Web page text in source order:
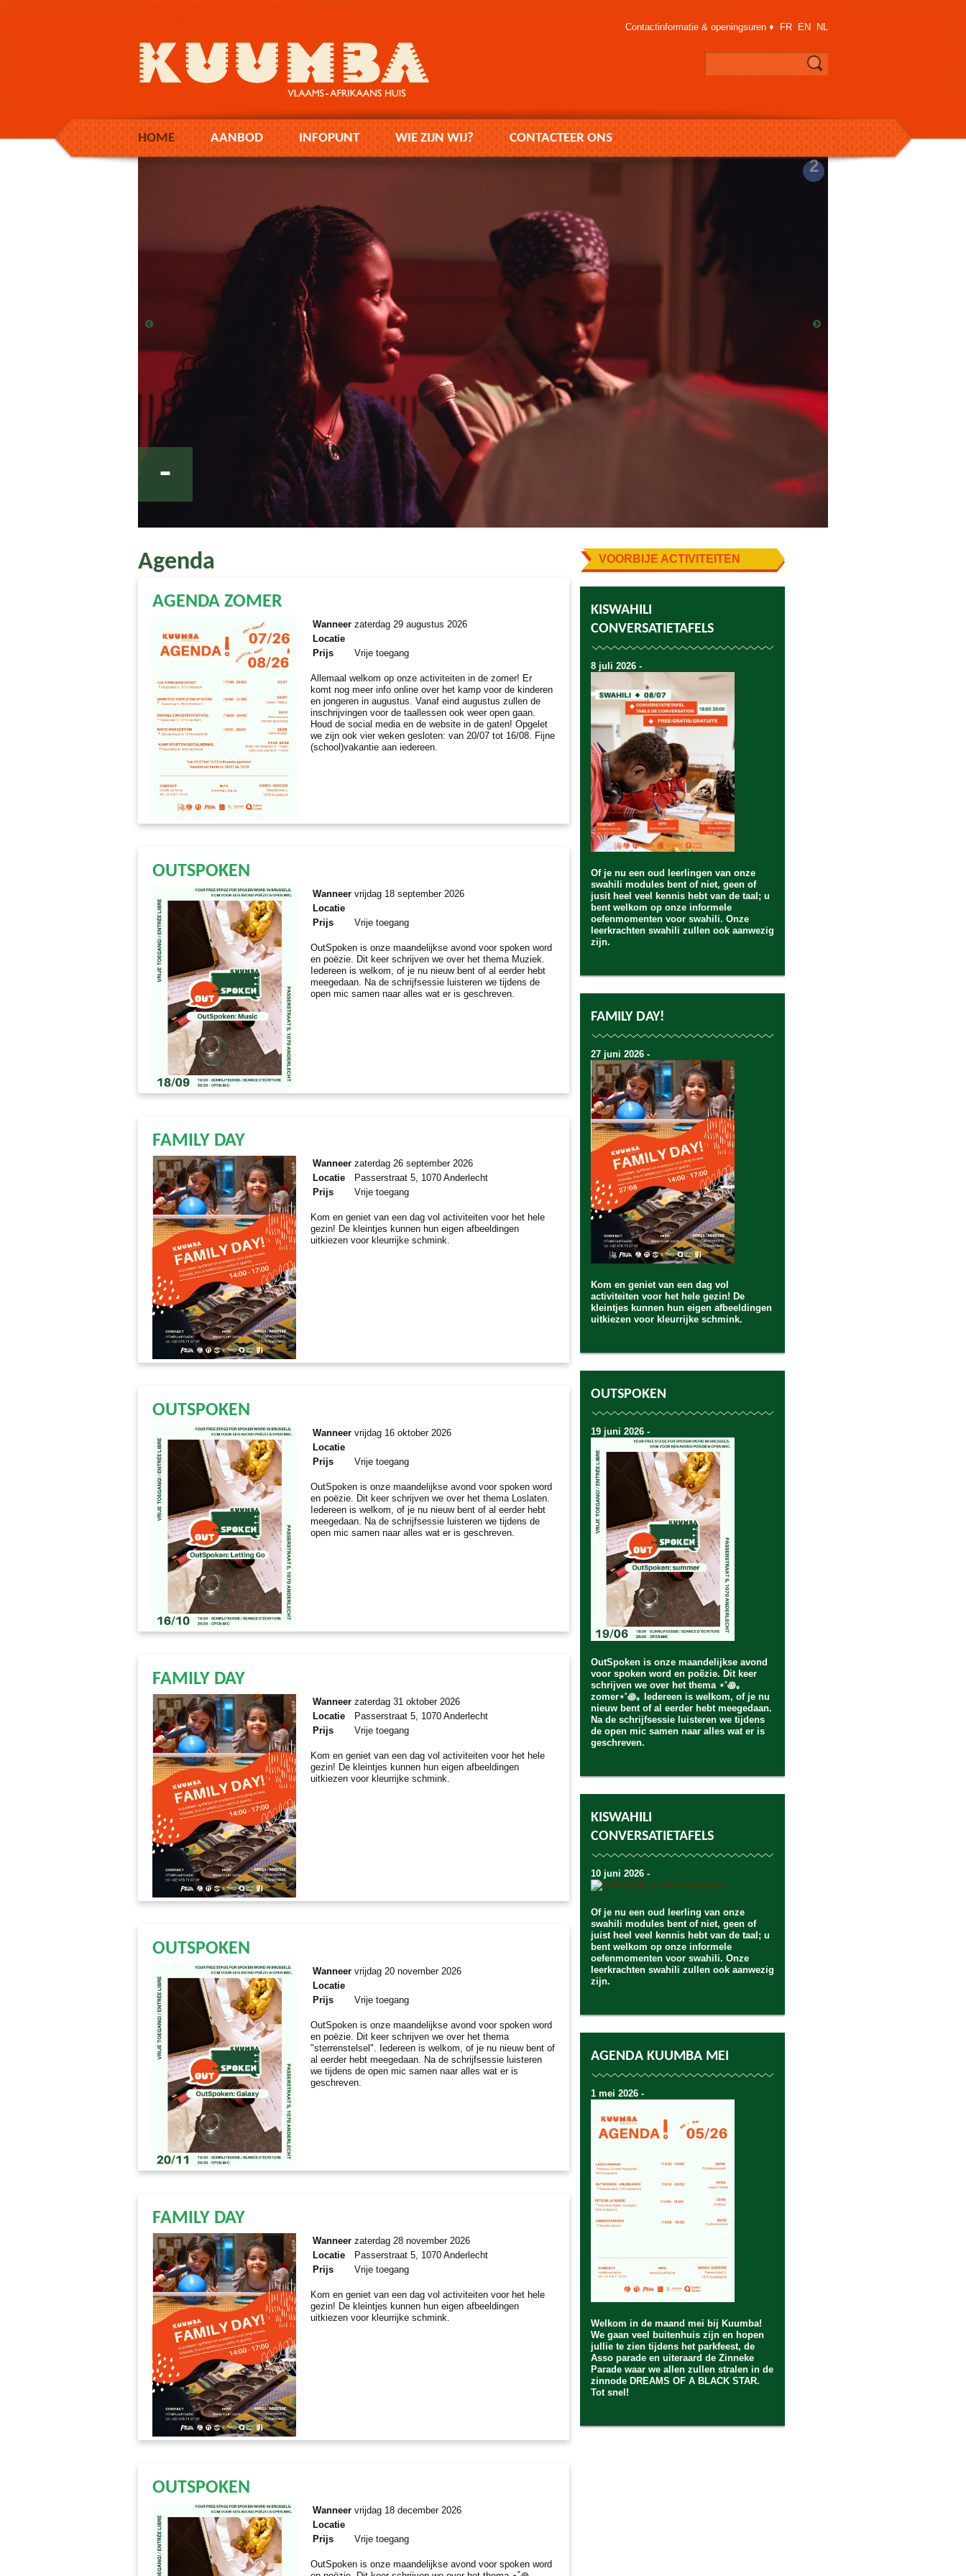
HOME AANBOD INFOPUNT WIE ZIJN WIJ? CONTACTEER ONS
Contactinformatie & openingsuren ♦ FR EN NL
2
-
Agenda
AGENDA ZOMER
Wanneer zaterdag 29 augustus 2026
Locatie
Prijs
Vrije toegang
Allemaal welkom op onze activiteiten in de zomer! Er
komt nog meer info online over het kamp voor de kinderen
en jongeren in augustus. Vanaf eind augustus zullen de
inschrijvingen voor de taallessen ook weer open gaan.
Houd de social media en de website in de gaten! Opgelet
we zijn ook vier weken gesloten: van 20/07 tot 16/08. Fijne
(school)vakantie aan iedereen.
OUTSPOKEN
Wanneer vrijdag 18 september 2026
Locatie
Prijs
Vrije toegang
OutSpoken is onze maandelijkse avond voor spoken word
en poëzie. Dit keer schrijven we over het thema Muziek.
Iedereen is welkom, of je nu nieuw bent of al eerder hebt
meegedaan. Na de schrijfsessie luisteren we tijdens de
open mic samen naar alles wat er is geschreven.
FAMILY DAY
Wanneer zaterdag 26 september 2026
Locatie
Passerstraat 5, 1070 Anderlecht
Prijs
Vrije toegang
Kom en geniet van een dag vol activiteiten voor het hele
gezin! De kleintjes kunnen hun eigen afbeeldingen
uitkiezen voor kleurrijke schmink.
OUTSPOKEN
Wanneer vrijdag 16 oktober 2026
Locatie
Prijs
Vrije toegang
OutSpoken is onze maandelijkse avond voor spoken word
en poëzie. Dit keer schrijven we over het thema Loslaten.
Iedereen is welkom, of je nu nieuw bent of al eerder hebt
meegedaan. Na de schrijfsessie luisteren we tijdens de
open mic samen naar alles wat er is geschreven.
FAMILY DAY
Wanneer zaterdag 31 oktober 2026
Locatie
Passerstraat 5, 1070 Anderlecht
Prijs
Vrije toegang
Kom en geniet van een dag vol activiteiten voor het hele
gezin! De kleintjes kunnen hun eigen afbeeldingen
uitkiezen voor kleurrijke schmink.
OUTSPOKEN
Wanneer vrijdag 20 november 2026
Locatie
Prijs
Vrije toegang
OutSpoken is onze maandelijkse avond voor spoken word
en poëzie. Dit keer schrijven we over het thema
"sterrenstelsel". Iedereen is welkom, of je nu nieuw bent of
al eerder hebt meegedaan. Na de schrijfsessie luisteren
we tijdens de open mic samen naar alles wat er is
geschreven.
FAMILY DAY
Wanneer zaterdag 28 november 2026
Locatie
Passerstraat 5, 1070 Anderlecht
Prijs
Vrije toegang
Kom en geniet van een dag vol activiteiten voor het hele
gezin! De kleintjes kunnen hun eigen afbeeldingen
uitkiezen voor kleurrijke schmink.
OUTSPOKEN
Wanneer vrijdag 18 december 2026
Locatie
Prijs
Vrije toegang
OutSpoken is onze maandelijkse avond voor spoken word
VOORBIJE ACTIVITEITEN
KISWAHILI
CONVERSATIETAFELS
8 juli 2026 -
Of je nu een oud leerlingen van onze
swahili modules bent of niet, geen of
jusit heel veel kennis hebt van de taal; u
bent welkom op onze informele
oefenmomenten voor swahili. Onze
leerkrachten swahili zullen ook aanwezig
zijn.
FAMILY DAY!
27 juni 2026 -
Kom en geniet van een dag vol
activiteiten voor het hele gezin! De
kleintjes kunnen hun eigen afbeeldingen
uitkiezen voor kleurrijke schmink.
OUTSPOKEN
19 juni 2026 -
OutSpoken is onze maandelijkse avond
voor spoken word en poëzie. Dit keer
schrijven we over het thema ⋆˚꩜｡
zomer⋆˚꩜｡ Iedereen is welkom, of je nu
nieuw bent of al eerder hebt meegedaan.
Na de schrijfsessie luisteren we tijdens
de open mic samen naar alles wat er is
geschreven.
KISWAHILI
CONVERSATIETAFELS
10 juni 2026 -
Of je nu een oud leerling van onze
swahili modules bent of niet, geen of
juist heel veel kennis hebt van de taal; u
bent welkom op onze informele
oefenmomenten voor swahili. Onze
leerkrachten swahili zullen ook aanwezig
zijn.
AGENDA KUUMBA MEI
1 mei 2026 -
Welkom in de maand mei bij Kuumba!
We gaan veel buitenhuis zijn en hopen
jullie te zien tijdens het parkfeest, de
Asso parade en uiteraard de Zinneke
Parade waar we allen zullen stralen in de
zinnode DREAMS OF A BLACK STAR.
Tot snel!